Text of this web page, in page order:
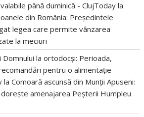
până duminică - ClujToday la
din România: Președintele
legea care permite vânzarea
la meciuri
la ortodocși: Perioada,
pentru o alimentație
laComoară ascunsă din Munții Apuseni:
dorește amenajarea Peșterii Humpleu